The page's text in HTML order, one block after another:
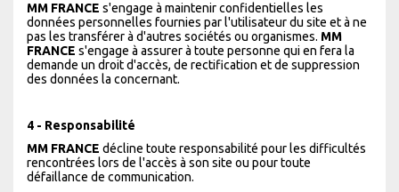
MM FRANCE s'engage à maintenir confidentielles les
données personnelles fournies par l'utilisateur du site et à ne
pas les transférer à d'autres sociétés ou organismes. MM
FRANCE s'engage à assurer à toute personne qui en fera la
demande un droit d'accès, de rectification et de suppression
des données la concernant.
4 - Responsabilité
MM FRANCE décline toute responsabilité pour les difficultés
rencontrées lors de l'accès à son site ou pour toute
défaillance de communication.